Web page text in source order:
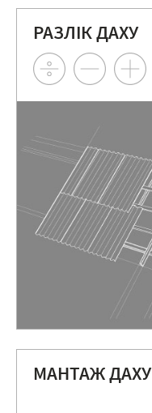
РАЗЛІК ДАХУ
МАНТАЖ ДАХУ